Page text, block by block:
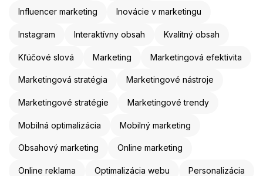
Influencer marketing Inovácie v marketingu
Instagram Interaktívny obsah Kvalitný obsah
Kľúčové slová Marketing Marketingová efektivita
Marketingová stratégia Marketingové nástroje
Marketingové stratégie Marketingové trendy
Mobilná optimalizácia Mobilný marketing
Obsahový marketing Online marketing
Online reklama Optimalizácia webu Personalizácia